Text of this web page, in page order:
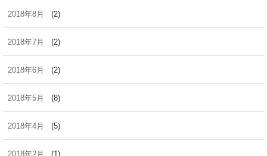
2018年8月 (2)
2018年7月 (2)
2018年6月 (2)
2018年5月 (8)
2018年4月 (5)
2018年2月 (1)